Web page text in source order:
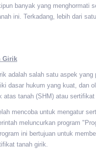
banyak yang menghormati
ini. Terkadang, lebih dari
Girik
adalah salah satu aspek
dasar hukum yang kuat, dan
tanah (SHM) atau
mencoba untuk mengatur
meluncurkan program
ini bertujuan untuk
tanah girik.